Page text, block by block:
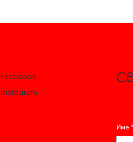
Facebook
Instagram
Име *